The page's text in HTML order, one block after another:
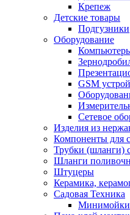
Крепеж
Детские товары
Подгузники
Оборудование
GSM
Сетевое
Изделия из
Компоненты для
Трубки (шланги)
Шланги
Штуцеры
Керамика,
Садовая Техника
Минимойки